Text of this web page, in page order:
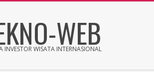
WEB
INVESTOR WISATA INTERNASIONAL